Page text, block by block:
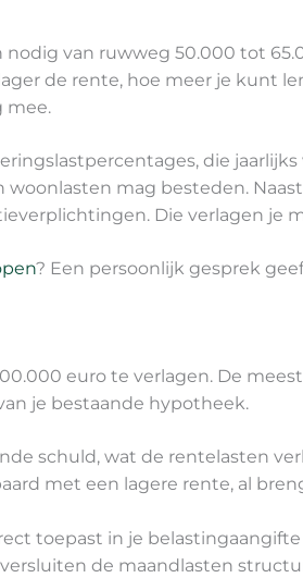
van ruwweg 50.000 tot
de rente, hoe meer je kunt
mee.
die
mag besteden.
Die verlagen je
? Een persoonlijk gesprek
euro te verlagen. De
je bestaande hypotheek.
schuld, wat de rentelasten
met een lagere rente, al
toepast in je belastingaangifte
de maandlasten